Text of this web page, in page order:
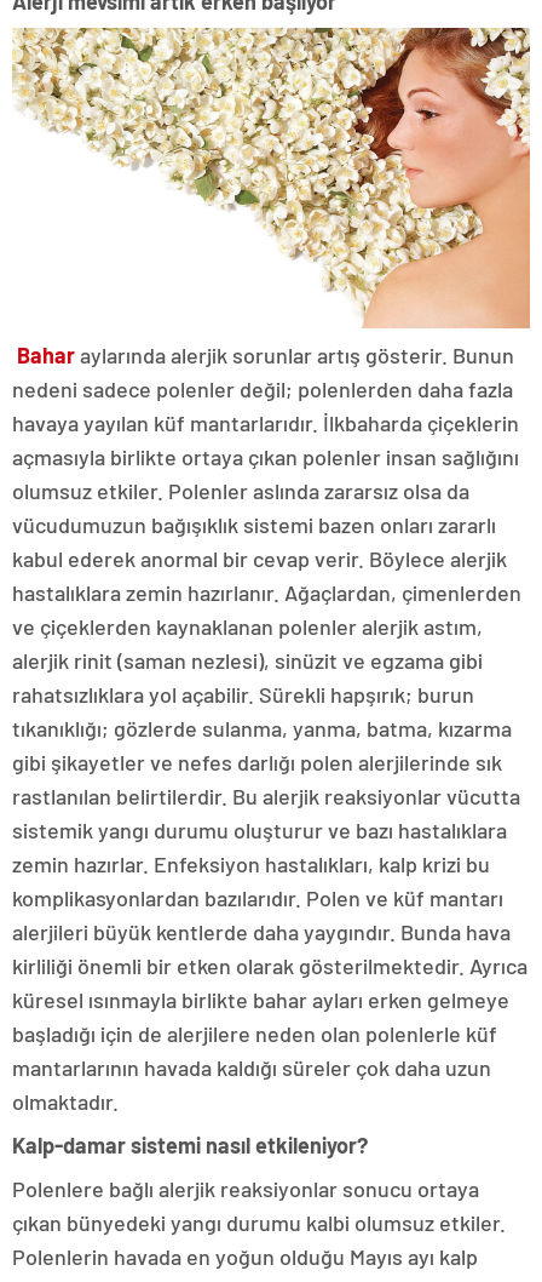
Baharaylarında alerjik sorunlar artış gösterir. Bunun
nedeni sadece polenler değil; polenlerden daha fazla
havaya yayılan küf mantarlarıdır. İlkbaharda çiçeklerin
açmasıyla birlikte ortaya çıkan polenler insan sağlığını
olumsuz etkiler. Polenler aslında zararsız olsa da
vücudumuzun bağışıklık sistemi bazen onları zararlı
kabul ederek anormal bir cevap verir. Böylece alerjik
hastalıklara zemin hazırlanır. Ağaçlardan, çimenlerden
ve çiçeklerden kaynaklanan polenler alerjik astım,
alerjik rinit (saman nezlesi), sinüzit ve egzama gibi
rahatsızlıklara yol açabilir. Sürekli hapşırık; burun
tıkanıklığı; gözlerde sulanma, yanma, batma, kızarma
gibi şikayetler ve nefes darlığı polen alerjilerinde sık
rastlanılan belirtilerdir. Bu alerjik reaksiyonlar vücutta
sistemik yangı durumu oluşturur ve bazı hastalıklara
zemin hazırlar. Enfeksiyon hastalıkları, kalp krizi bu
komplikasyonlardan bazılarıdır. Polen ve küf mantarı
alerjileri büyük kentlerde daha yaygındır. Bunda hava
kirliliği önemli bir etken olarak gösterilmektedir. Ayrıca
küresel ısınmayla birlikte bahar ayları erken gelmeye
başladığı için de alerjilere neden olan polenlerle küf
mantarlarının havada kaldığı süreler çok daha uzun
olmaktadır.
Kalp-damar sistemi nasıl etkileniyor?
Polenlere bağlı alerjik reaksiyonlar sonucu ortaya
çıkan bünyedeki yangı durumu kalbi olumsuz etkiler.
Polenlerin havada en yoğun olduğu Mayıs ayı kalp